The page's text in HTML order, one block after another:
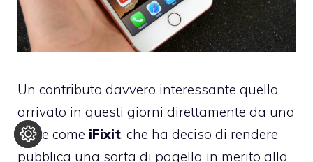
Un contributo davvero interessante quello
arrivato in questi giorni direttamente da una
fonte come iFixit, che ha deciso di rendere
pubblica una sorta di pagella in merito alla